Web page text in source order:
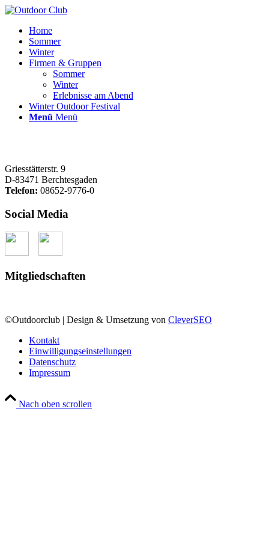
Home
Sommer
Winter
Firmen & Gruppen
Sommer
Winter
Erlebnisse am Abend
Winter Outdoor Festival
Menü Menü
Griesstätterstr. 9
D-83471 Berchtesgaden
Telefon: 08652-9776-0
Social Media
Mitgliedschaften
©Outdoorclub | Design & Umsetzung von CleverSEO
Kontakt
Einwilligungseinstellungen
Datenschutz
Impressum
Nach oben scrollen